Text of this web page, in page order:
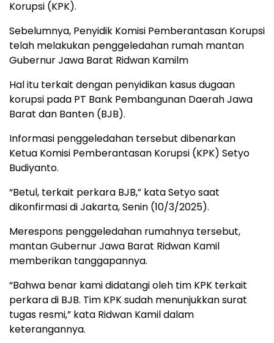
Korupsi (KPK).
Sebelumnya, Penyidik Komisi Pemberantasan Korupsi
telah melakukan penggeledahan rumah mantan
Gubernur Jawa Barat Ridwan Kamilm
Hal itu terkait dengan penyidikan kasus dugaan
korupsi pada PT Bank Pembangunan Daerah Jawa
Barat dan Banten (BJB).
Informasi penggeledahan tersebut dibenarkan
Ketua Komisi Pemberantasan Korupsi (KPK) Setyo
Budiyanto.
“Betul, terkait perkara BJB,” kata Setyo saat
dikonfirmasi di Jakarta, Senin (10/3/2025).
Merespons penggeledahan rumahnya tersebut,
mantan Gubernur Jawa Barat Ridwan Kamil
memberikan tanggapannya.
“Bahwa benar kami didatangi oleh tim KPK terkait
perkara di BJB. Tim KPK sudah menunjukkan surat
tugas resmi,” kata Ridwan Kamil dalam
keterangannya.